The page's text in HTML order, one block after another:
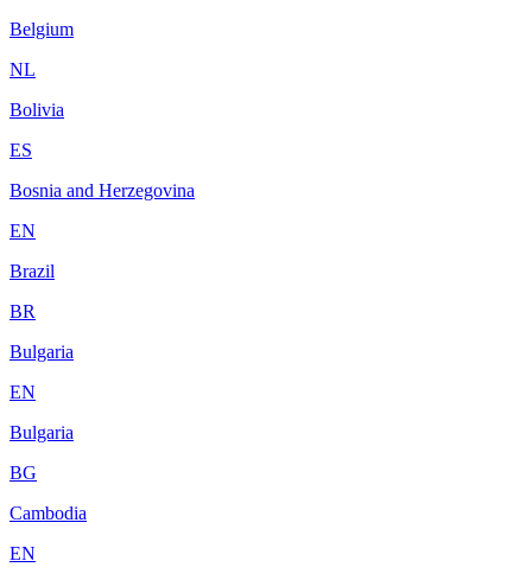
Belgium
NL
Bolivia
ES
Bosnia and Herzegovina
EN
Brazil
BR
Bulgaria
EN
Bulgaria
BG
Cambodia
EN